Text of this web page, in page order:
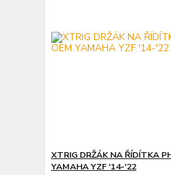
XTRIG DRŽÁK NA ŘÍDÍTKA
YAMAHA YZF '14-'22